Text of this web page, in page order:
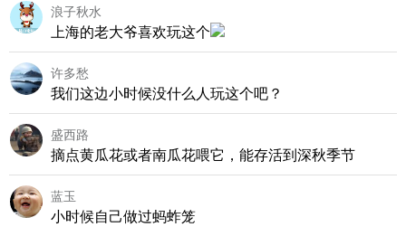
浪子秋水
上海的老大爷喜欢玩这个
许多愁
我们这边小时候没什么人玩这个吧？
盛西路
摘点黄瓜花或者南瓜花喂它，能存活到深秋季节
蓝玉
小时候自己做过蚂蚱笼